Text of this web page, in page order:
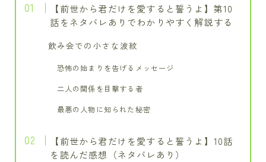
【前世から君だけを愛すると誓うよ】第10
話をネタバレありでわかりやすく解説する
飲み会での小さな波紋
恐怖の始まりを告げるメッセージ
二人の関係を目撃する者
最悪の人物に知られた秘密
【前世から君だけを愛すると誓うよ】10話
を読んだ感想（ネタバレあり）